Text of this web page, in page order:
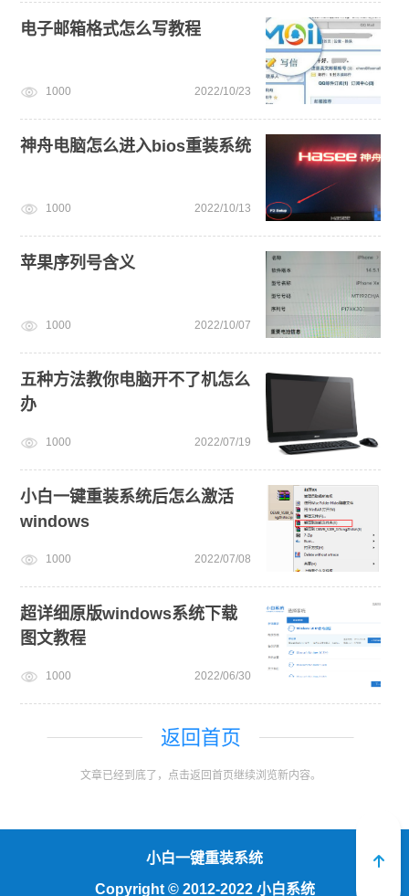
电子邮箱格式怎么写教程
1000 2022/10/23
神舟电脑怎么进入bios重装系统
1000 2022/10/13
苹果序列号含义
1000 2022/10/07
五种方法教你电脑开不了机怎么
办
1000 2022/07/19
小白一键重装系统后怎么激活
windows
1000 2022/07/08
超详细原版windows系统下载
图文教程
1000 2022/06/30
返回首页
文章已经到底了，点击返回首页继续浏览新内容。
小白一键重装系统
Copyright ©2012-2022 小白系统